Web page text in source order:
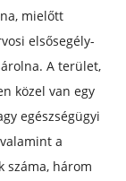
mielőtt
elsősegély-
A terület,
közel van egy
egészségügyi
a
száma, három